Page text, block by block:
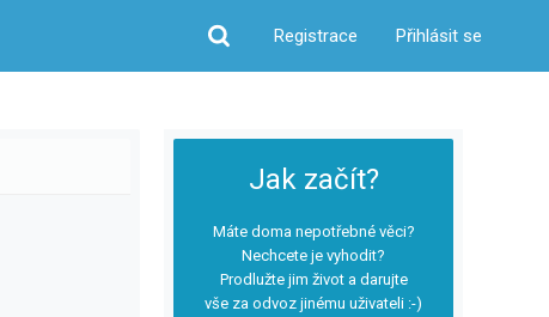
Hledat
Registrace Přihlásit se
Jak začít?
Máte doma nepotřebné věci?
Nechcete je vyhodit?
Prodlužte jim život a darujte
vše za odvoz jinému uživateli :-)